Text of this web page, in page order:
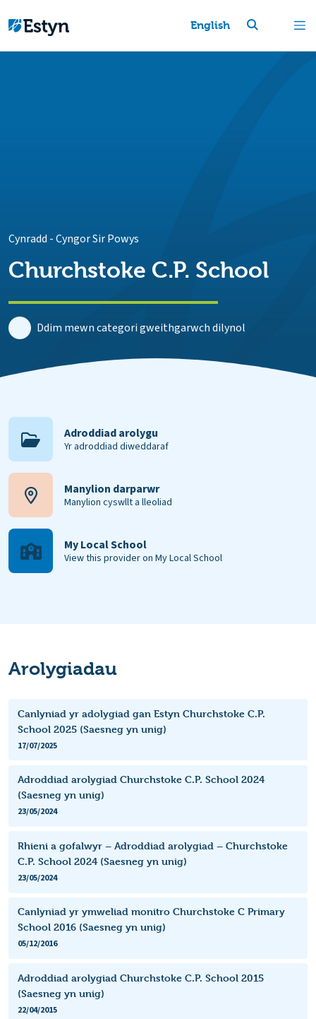
English
Cynradd -Cyngor Sir Powys
Churchstoke C.P. School
Ddim mewn categori gweithgarwch dilynol
Adroddiad arolygu
Yr adroddiad diweddaraf
Manylion darparwr
Manylion cyswllt a lleoliad
My Local School
View this provider on My Local School
Arolygiadau
Canlyniad yr adolygiad gan Estyn Churchstoke C.P.
School 2025 (Saesneg yn unig)
17/07/2025
Adroddiad arolygiad Churchstoke C.P. School 2024
(Saesneg yn unig)
23/05/2024
Rhieni a gofalwyr – Adroddiad arolygiad – Churchstoke
C.P. School 2024 (Saesneg yn unig)
23/05/2024
Canlyniad yr ymweliad monitro Churchstoke C Primary
School 2016 (Saesneg yn unig)
05/12/2016
Adroddiad arolygiad Churchstoke C.P. School 2015
(Saesneg yn unig)
22/04/2015